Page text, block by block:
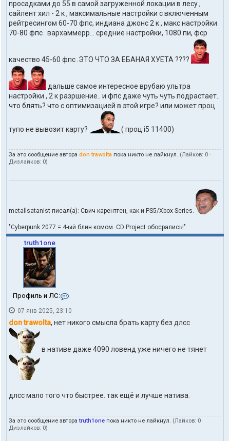
просадками до 55 в самой загруженной локации в лесу ,
сайлент хил - 2 к , максимальные настройки с включенным
рейтресингом 60-70 фпс, индиана джонс 2 к , макс настройки
70-80 фпс . вархаммерр... средние настройки, 1080 пи, фср
качество 45-60 фпс .ЭТО ЧТО ЗА ЕБАНАЯ ХУЕТА ????
дальше самое интересное врубаю ультра
настройки , 2 к разршение.. и фпс даже чуть чуть подрастает..
что блять? что с оптимизацией в этой игре? или может проц
тупо не вывозит карту? ( проц i5 11400)
За это сообщение автора don trawolta пока никто не лайкнул. (Лайков: 0 ·
Дизлайков: 0)
metallsatanist писал(а): Свич карентген, как и PS5/Xbox Series.
"Cyberpunk 2077 = 4-ый блин комом. CD Project обосрались!"
truth1one
Профиль и ЛС:
н
т
а
ы
з
а
т
07 янв 2025, 23:10
don trawolta, нет никого смысла брать карту без длсс
в нативе даже 4090 ловенд уже ничего не тянет
длсс мало того что быстрее. так ещё и лучше натива.
За это сообщение автораtruth1one пока никто не лайкнул. (Лайков: 0 ·
Дизлайков: 0)